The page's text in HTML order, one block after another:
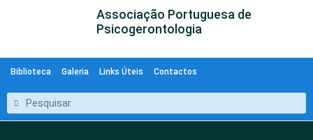
Associação Portuguesa de
Psicogerontologia
Biblioteca Galeria Links Úteis Contactos